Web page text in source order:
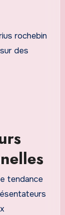
rochebin
des
tendance